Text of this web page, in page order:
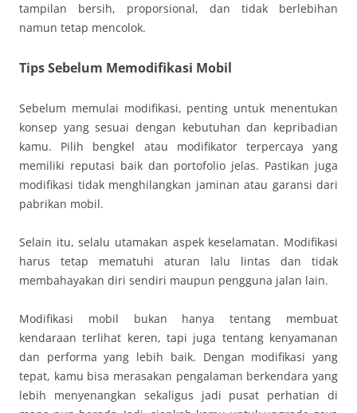
tampilan bersih, proporsional, dan tidak berlebihan
namun tetap mencolok.
Tips Sebelum Memodifikasi Mobil
Sebelum memulai modifikasi, penting untuk menentukan
konsep yang sesuai dengan kebutuhan dan kepribadian
kamu. Pilih bengkel atau modifikator terpercaya yang
memiliki reputasi baik dan portofolio jelas. Pastikan juga
modifikasi tidak menghilangkan jaminan atau garansi dari
pabrikan mobil.
Selain itu, selalu utamakan aspek keselamatan. Modifikasi
harus tetap mematuhi aturan lalu lintas dan tidak
membahayakan diri sendiri maupun pengguna jalan lain.
Modifikasi mobil bukan hanya tentang membuat
kendaraan terlihat keren, tapi juga tentang kenyamanan
dan performa yang lebih baik. Dengan modifikasi yang
tepat, kamu bisa merasakan pengalaman berkendara yang
lebih menyenangkan sekaligus jadi pusat perhatian di